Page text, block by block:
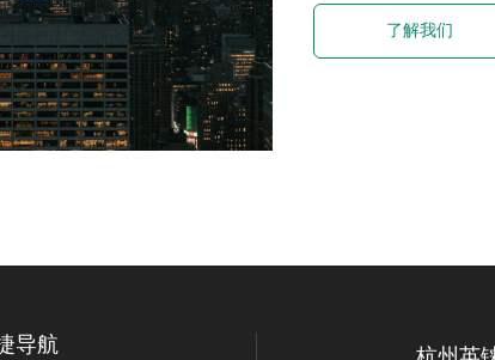
了解我们
导航